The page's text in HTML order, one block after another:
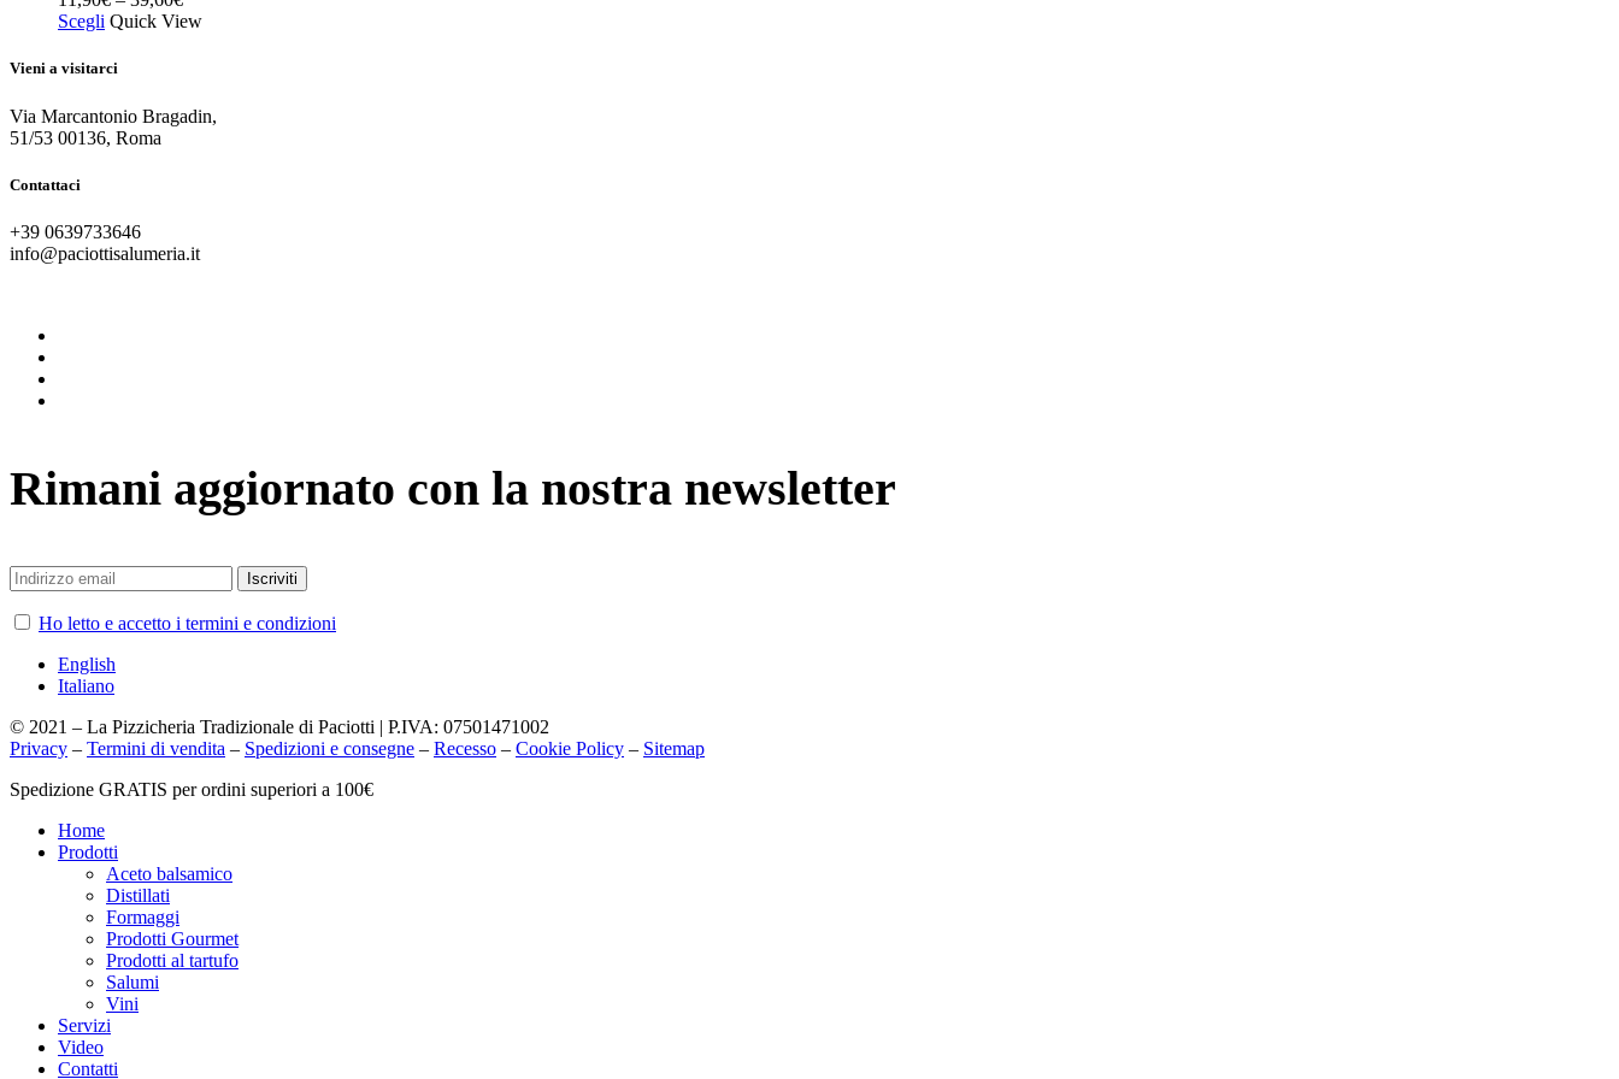
Scegli Quick View
Vieni a visitarci
Via Marcantonio Bragadin,
51/53 00136, Roma
Contattaci
+39 0639733646
info@paciottisalumeria.it
Rimani aggiornato con la nostra newsletter
Ho letto e accetto i termini e condizioni
English
Italiano
© 2021 – La Pizzicheria Tradizionale di Paciotti | P.IVA: 07501471002
Privacy – Termini di vendita – Spedizioni e consegne – Recesso – Cookie Policy – Sitemap
Chiudi
Spedizione GRATIS per ordini superiori a 100€
Home
Prodotti
Aceto balsamico
Distillati
Formaggi
Prodotti Gourmet
Prodotti al tartufo
Salumi
Vini
Servizi
Video
Contatti